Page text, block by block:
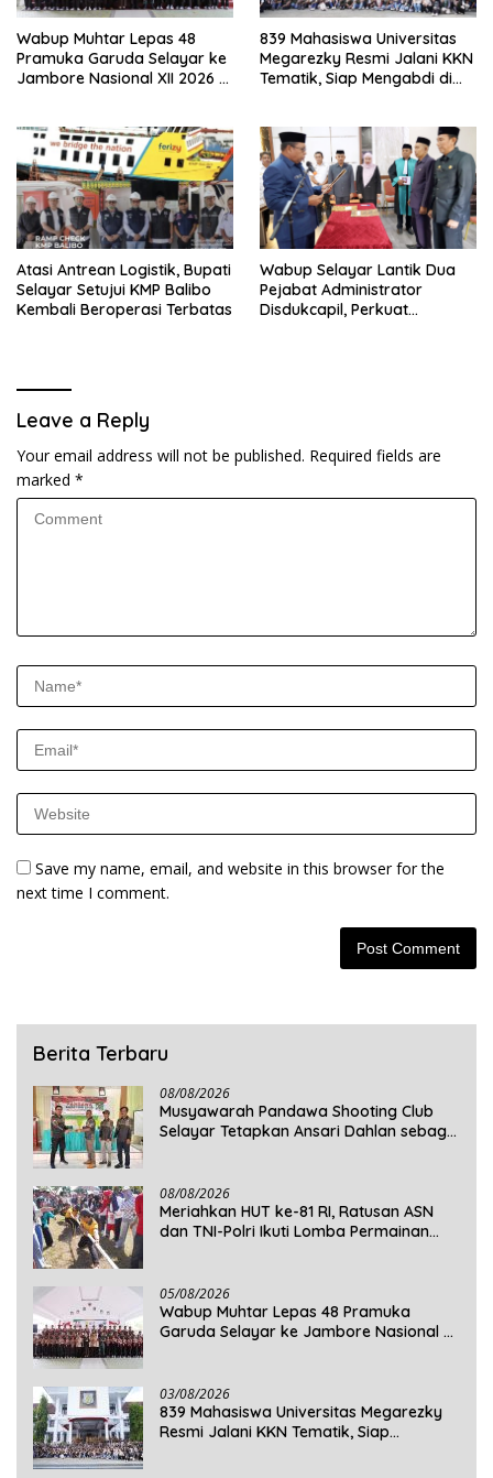
Wabup Muhtar Lepas 48
Pramuka Garuda Selayar ke
Jambore Nasional XII 2026 di
839 Mahasiswa Universitas
Megarezky Resmi Jalani KKN
Tematik, Siap Mengabdi di
Atasi Antrean Logistik, Bupati
Selayar Setujui KMP Balibo
Kembali Beroperasi Terbatas
Wabup Selayar Lantik Dua
Pejabat Administrator
Disdukcapil, Perkuat
Leave a Reply
Your email address will not be published. Required fields are
marked *
Save my name, email, and website in this browser for the
next time I comment.
Berita Terbaru
08/08/2026
Musyawarah Pandawa Shooting Club
Selayar Tetapkan Ansari Dahlan sebagai
08/08/2026
Meriahkan HUT ke-81 RI, Ratusan ASN
dan TNI-Polri Ikuti Lomba Permainan
05/08/2026
Wabup Muhtar Lepas 48 Pramuka
Garuda Selayar ke Jambore Nasional XII
03/08/2026
839 Mahasiswa Universitas Megarezky
Resmi Jalani KKN Tematik, Siap